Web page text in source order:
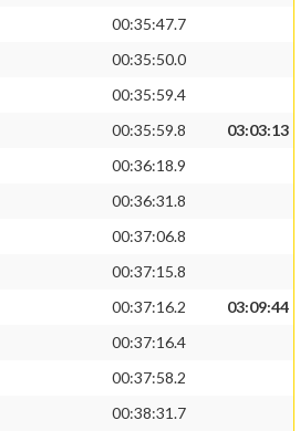
00:35:47.7
00:35:50.0
00:35:59.4
00:35:59.8
03:03:13
00:36:18.9
00:36:31.8
00:37:06.8
00:37:15.8
00:37:16.2
03:09:44
00:37:16.4
00:37:58.2
00:38:31.7